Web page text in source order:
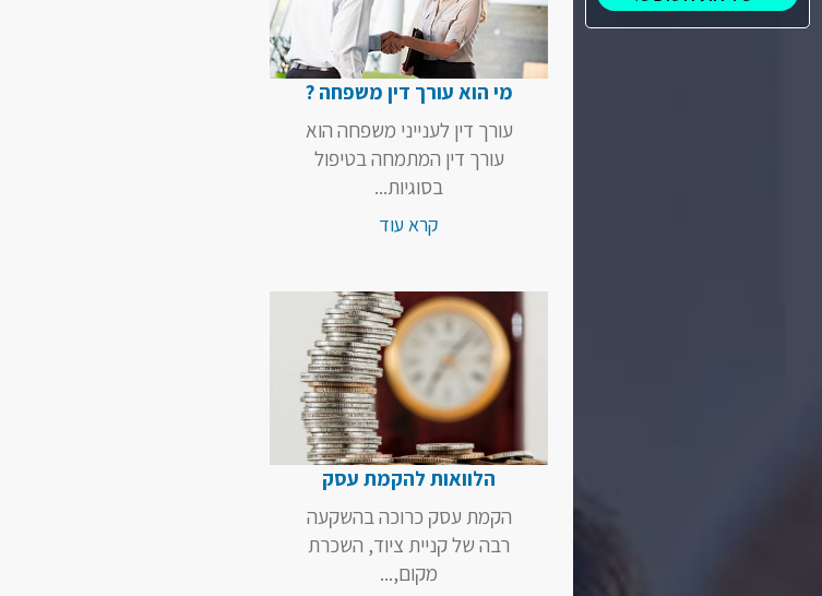
enjoy
מי הוא עורך דין משפחה ?
עורך דין לענייני משפחה הוא
עורך דין המתמחה בטיפול
בסוגיות...
קרא עוד
הלוואות להקמת עסק
הקמת עסק כרוכה בהשקעה
רבה של קניית ציוד, השכרת
מקום,...